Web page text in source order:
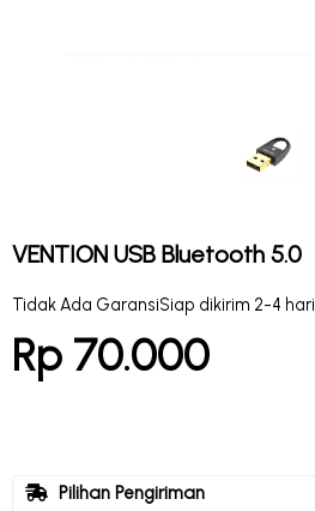
VENTION USB Bluetooth 5.0
Tidak Ada GaransiSiap dikirim 2-4 hari
Rp 70.000
Pilihan Pengiriman